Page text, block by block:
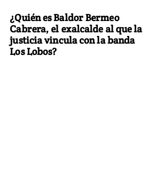
¿Quién es Baldor Bermeo
Cabrera, el exalcalde al que la
justicia vincula con la banda
Los Lobos?